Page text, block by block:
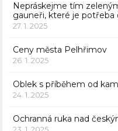
Nepráskejme tím
gauneři, které je
27. 1. 2025
Ceny města Pelhřimov
26. 1. 2025
Oblek s příběhem od
24. 1. 2025
Ochranná ruka nad